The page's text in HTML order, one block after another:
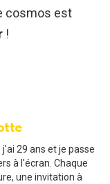
cosmos est
!
29 ans et je passe
à l'écran. Chaque
une invitation à